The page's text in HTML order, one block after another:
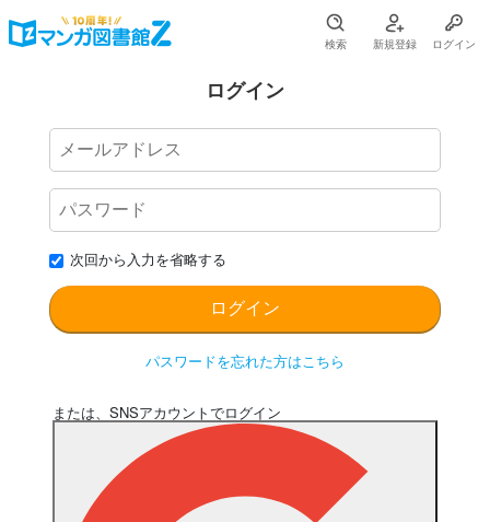
検索 新規登録 ログイン
ログイン
次回から入力を省略する
パスワードを忘れた方はこちら
または、SNSアカウントでログイン